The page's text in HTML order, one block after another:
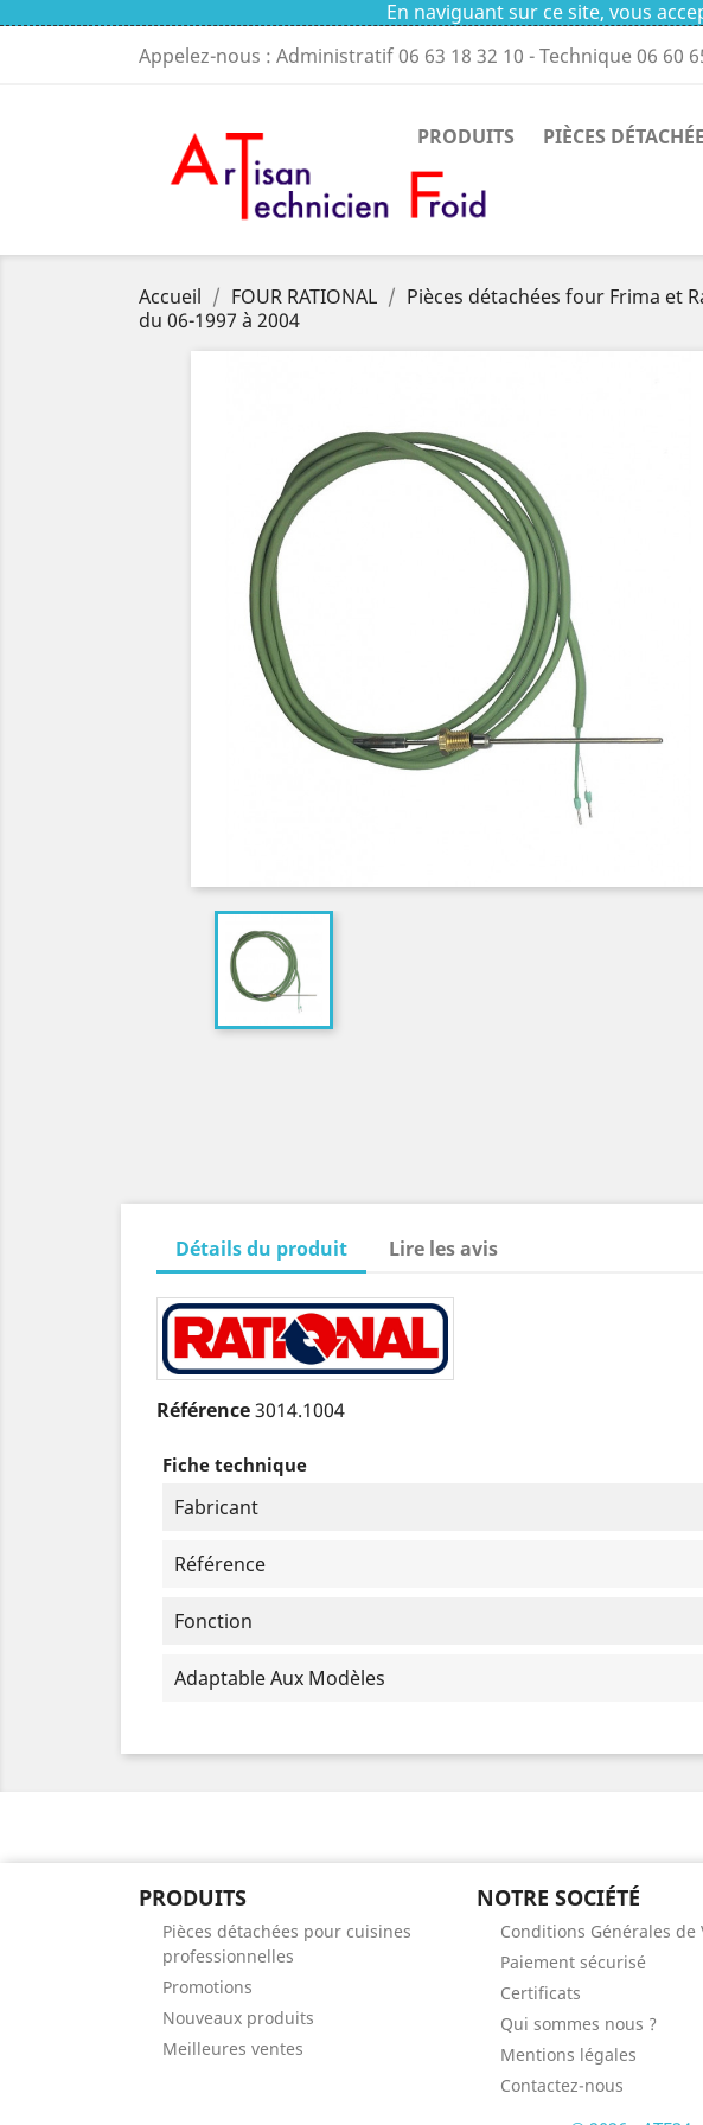
En naviguant sur ce site, vous
Appelez-nous : Administratif06 63 18 32 10 - Technique 06 60
PRODUITS PIÈCES
Accueil FOUR RATIONAL Pièces détachées four Frima et
du 06-1997 à 2004
Détails du produit Lire les avis
Référence3014.1004
Fiche technique
Fabricant
Référence
Fonction
Adaptable Aux Modèles
PRODUITS
Pièces détachées pour cuisines
professionnelles
Promotions
Nouveaux produits
Meilleures ventes
NOTRE SOCIÉTÉ
Conditions Générales de
Paiement sécurisé
Certificats
Qui sommes nous ?
Mentions légales
Contactez-nous